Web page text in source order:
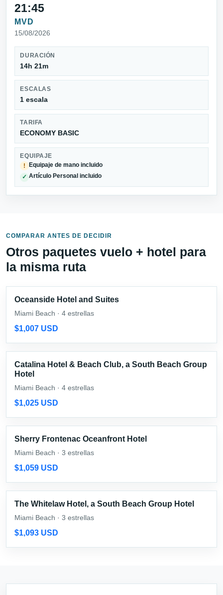
21:45
MVD
15/08/2026
DURACIÓN
14h 21m
ESCALAS
1 escala
TARIFA
ECONOMY BASIC
EQUIPAJE
!
Equipaje de mano incluido
✓ Artículo Personal incluido
COMPARAR ANTES DE DECIDIR
Otros paquetes vuelo + hotel para
la misma ruta
Oceanside Hotel and Suites
Miami Beach · 4 estrellas
$1,007 USD
Catalina Hotel & Beach Club, a South Beach Group
Hotel
Miami Beach · 4 estrellas
$1,025 USD
Sherry Frontenac Oceanfront Hotel
Miami Beach · 3 estrellas
$1,059 USD
The Whitelaw Hotel, a South Beach Group Hotel
Miami Beach · 3 estrellas
$1,093 USD